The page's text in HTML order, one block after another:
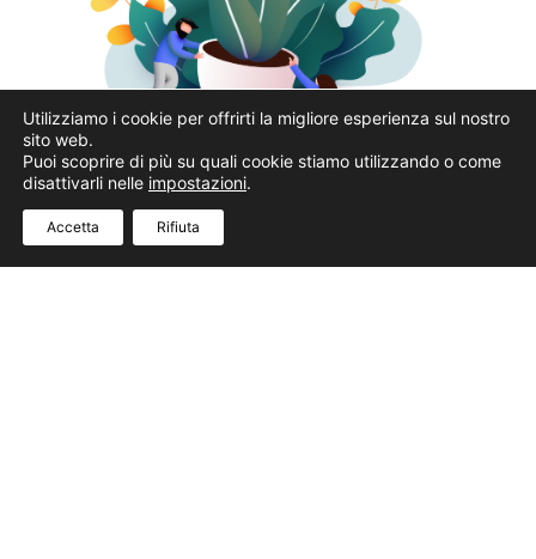
Utilizziamo i cookie per offrirti la migliore esperienza sul nostro
sito web.
Puoi scoprire di più su quali cookie stiamo utilizzando o come
disattivarli nelle impostazioni.
Accetta Rifiuta